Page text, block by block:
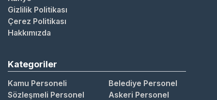
Gizlilik Politikası
Çerez Politikası
Hakkımızda
Kategoriler
Kamu Personeli
Belediye Personel
Sözleşmeli Personel
Askeri Personel